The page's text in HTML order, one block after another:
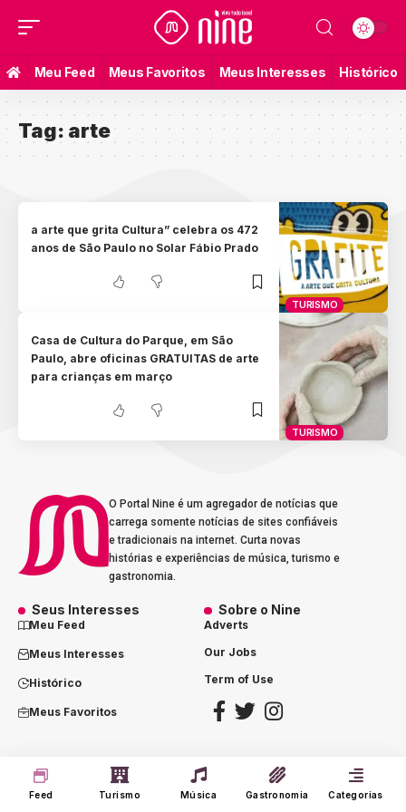
Meu Feed Meus Favoritos Meus Interesses Histórico
Tag: arte
TURISMO
a arte que grita Cultura” celebra os 472
anos de São Paulo no Solar Fábio Prado
TURISMO
Casa de Cultura do Parque, em São
Paulo, abre oficinas GRATUITAS de arte
para crianças em março
O Portal Nine é um agregador de notícias que
carrega somente notícias de sites confiáveis
e tradicionais na internet. Curta novas
histórias e experiências de música, turismo e
gastronomia.
Seus Interesses
Meu Feed
Meus Interesses
Histórico
Meus Favoritos
Sobre o Nine
Adverts
Our Jobs
Term of Use
@2023 - portalnine.com.br | Direitos Reservados. Design por Agência Dórz
Feed Turismo Música Gastronomia Categorias